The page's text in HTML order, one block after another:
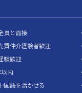
員と面接
買仲介経験者歓迎
験歓迎
内
国語を活かせる